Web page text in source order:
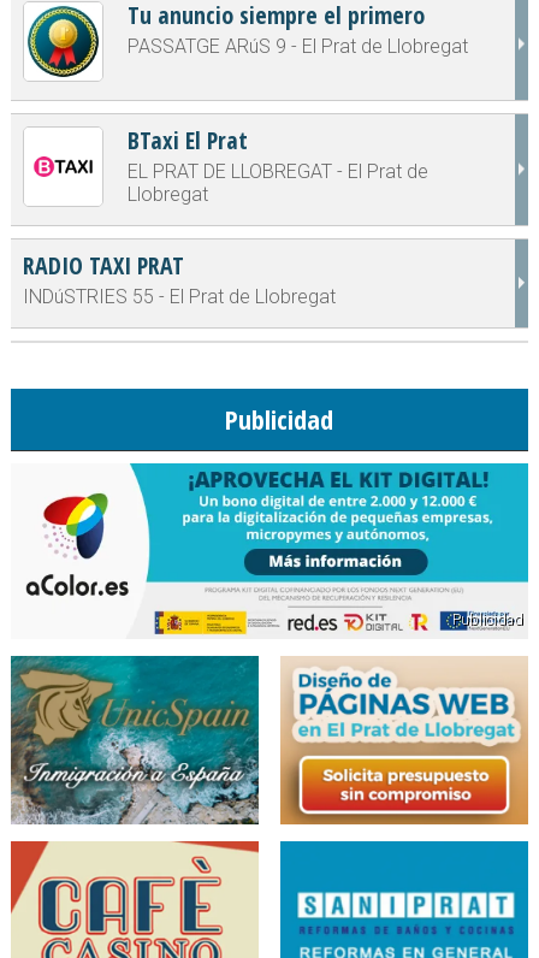
Tu anuncio siempre el primero
PASSATGE ARúS 9 - El Prat de Llobregat
BTaxi El Prat
EL PRAT DE LLOBREGAT - El Prat de
Llobregat
RADIO TAXI PRAT
INDúSTRIES 55 - El Prat de Llobregat
Publicidad